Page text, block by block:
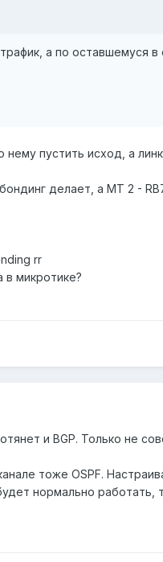
а по оставшемуся
пустить исход, а
делает, а MT 2 -
rr
в микротике?
и BGP. Только не
тоже OSPF.
нормально работать,